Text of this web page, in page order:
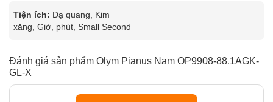
Tiện ích: Dạ quang, Kim
xăng, Giờ, phút, Small Second
Đánh giá sản phẩm Olym Pianus Nam OP9908-88.1AGK-
GL-X